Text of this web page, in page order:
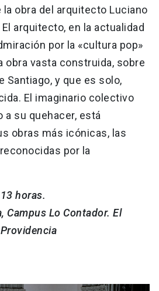
obra del arquitecto Luciano
arquitecto, en la actualidad
por la «cultura pop»
obra vasta construida, sobre
Santiago, y que es solo,
El imaginario colectivo
su quehacer, está
obras más icónicas, las
por la
horas.
Campus Lo Contador. El